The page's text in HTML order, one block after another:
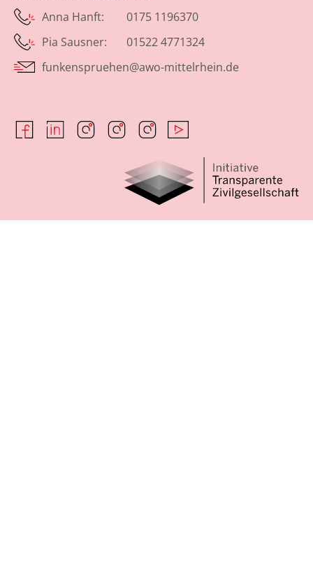
Anna Hanft: 0175 1196370
Pia Sausner: 01522 4771324
funkenspruehen@awo-mittelrhein.de